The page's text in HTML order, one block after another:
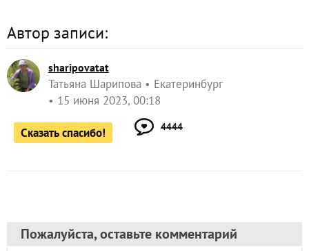
Автор записи:
sharipovatat
Татьяна Шарипова
Екатеринбург
15 июня 2023, 00:18
Сказать спасибо! 4444
Пожалуйста, оставьте комментарий